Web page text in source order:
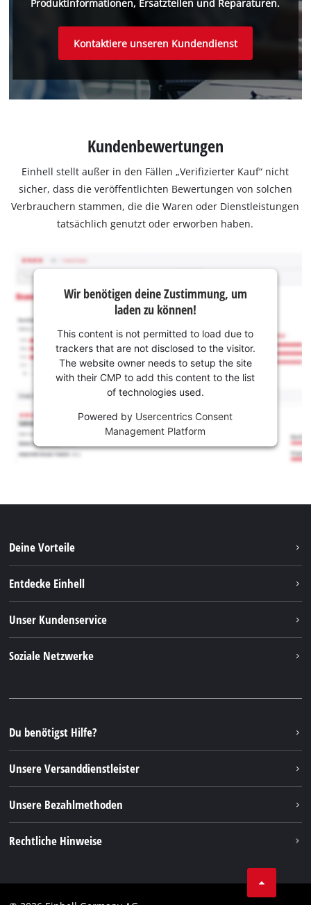
Produktinformationen, Ersatzteilen und Reparaturen.
Kontaktiere unseren Kundendienst
Kundenbewertungen
Einhell stellt außer in den Fällen „Verifizierter Kauf“ nicht
sicher, dass die veröffentlichten Bewertungen von solchen
Verbrauchern stammen, die die Waren oder Dienstleistungen
tatsächlich genutzt oder erworben haben.
Wir benötigen deine Zustimmung, um
laden zu können!
This content is not permitted to load due to
trackers that are not disclosed to the visitor.
The website owner needs to setup the site
with their CMP to add this content to the list
of technologies used.
Powered by Usercentrics Consent
Management Platform
Deine Vorteile
Entdecke Einhell
Nachhaltigkeit
Unser Kundenservice
FAQs
Rücksendungen / Widerruf
Verpackungsrichtlinien
Hinweise zur Batterieentsorgung
Vertrag widerrufen
Soziale Netzwerke
Instagram
TikTok
Pinterest
Linkedin
Du benötigst Hilfe?
Unsere Versanddienstleister
Unsere Bezahlmethoden
Rechtliche Hinweise